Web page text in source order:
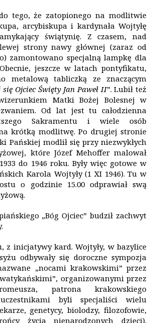
tego, że zatopionego na modlitwie
arcybiskupa i kardynała Wojtyłę
świątynię. Z czasem, nad
strony nawy głównej (zaraz od
zamontowano specjalną lampkę dla
jeszcze w latach pontyfikatu,
metalową tabliczką ze znaczącym
się Ojciec Święty Jan Paweł II”. Lubił też
Matki Bożej Bolesnej w
Od lat jest tu całodzienna
Sakramentu i wiele osób
krótką modlitwę. Po drugiej stronie
Pańskiej modlił się przy niezwykłych
które Józef Mehoffer malował
do 1946 roku. Były więc gotowe w
Karola Wojtyły (1 XI 1946). Tu w
o godzinie 15.00 odprawiał swą
„Bóg Ojciec” budził zachwyt
z inicjatywy kard. Wojtyły, w bazylice
odbywały się doroczne sympozja
„nocami krakowskimi” przez
organizowanymi przez
patrona krakowskiego
byli specjaliści wielu
genetycy, biolodzy, filozofowie,
życia nienarodzonych dzieci).